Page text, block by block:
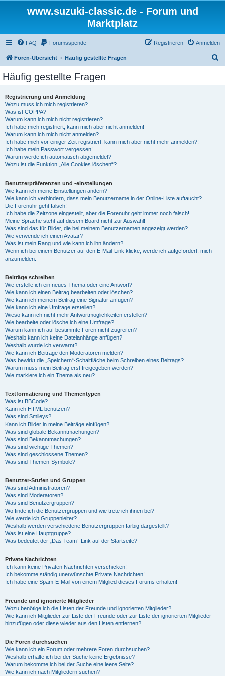
www.suzuki-classic.de - Forum und
Marktplatz
FAQ Forumsspende Anmelden
Registrieren
Foren-Übersicht Häufig gestellte Fragen
Häufig gestellte Fragen
Registrierung und Anmeldung
Wozu muss ich mich registrieren?
Was ist COPPA?
Warum kann ich mich nicht registrieren?
Ich habe mich registriert, kann mich aber nicht anmelden!
Warum kann ich mich nicht anmelden?
Ich habe mich vor einiger Zeit registriert, kann mich aber nicht mehr anmelden?!
Ich habe mein Passwort vergessen!
Warum werde ich automatisch abgemeldet?
Wozu ist die Funktion „Alle Cookies löschen“?
Benutzerpräferenzen und -einstellungen
Wie kann ich meine Einstellungen ändern?
Wie kann ich verhindern, dass mein Benutzername in der Online-Liste auftaucht?
Die Forenuhr geht falsch!
Ich habe die Zeitzone eingestellt, aber die Forenuhr geht immer noch falsch!
Meine Sprache steht auf diesem Board nicht zur Auswahl!
Was sind das für Bilder, die bei meinem Benutzernamen angezeigt werden?
Wie verwende ich einen Avatar?
Was ist mein Rang und wie kann ich ihn ändern?
Wenn ich bei einem Benutzer auf den E-Mail-Link klicke, werde ich aufgefordert, mich
anzumelden.
Beiträge schreiben
Wie erstelle ich ein neues Thema oder eine Antwort?
Wie kann ich einen Beitrag bearbeiten oder löschen?
Wie kann ich meinem Beitrag eine Signatur anfügen?
Wie kann ich eine Umfrage erstellen?
Wieso kann ich nicht mehr Antwortmöglichkeiten erstellen?
Wie bearbeite oder lösche ich eine Umfrage?
Warum kann ich auf bestimmte Foren nicht zugreifen?
Weshalb kann ich keine Dateianhänge anfügen?
Weshalb wurde ich verwarnt?
Wie kann ich Beiträge den Moderatoren melden?
Was bewirkt die „Speichern“-Schaltfläche beim Schreiben eines Beitrags?
Warum muss mein Beitrag erst freigegeben werden?
Wie markiere ich ein Thema als neu?
Textformatierung und Thementypen
Was ist BBCode?
Kann ich HTML benutzen?
Was sind Smileys?
Kann ich Bilder in meine Beiträge einfügen?
Was sind globale Bekanntmachungen?
Was sind Bekanntmachungen?
Was sind wichtige Themen?
Was sind geschlossene Themen?
Was sind Themen-Symbole?
Benutzer-Stufen und Gruppen
Was sind Administratoren?
Was sind Moderatoren?
Was sind Benutzergruppen?
Wo finde ich die Benutzergruppen und wie trete ich ihnen bei?
Wie werde ich Gruppenleiter?
Weshalb werden verschiedene Benutzergruppen farbig dargestellt?
Was ist eine Hauptgruppe?
Was bedeutet der „Das Team“-Link auf der Startseite?
Private Nachrichten
Ich kann keine Privaten Nachrichten verschicken!
Ich bekomme ständig unerwünschte Private Nachrichten!
Ich habe eine Spam-E-Mail von einem Mitglied dieses Forums erhalten!
Freunde und ignorierte Mitglieder
Wozu benötige ich die Listen der Freunde und ignorierten Mitglieder?
Wie kann ich Mitglieder zur Liste der Freunde oder zur Liste der ignorierten Mitglieder
hinzufügen oder diese wieder aus den Listen entfernen?
Die Foren durchsuchen
Wie kann ich ein Forum oder mehrere Foren durchsuchen?
Weshalb erhalte ich bei der Suche keine Ergebnisse?
Warum bekomme ich bei der Suche eine leere Seite?
Wie kann ich nach Mitgliedern suchen?